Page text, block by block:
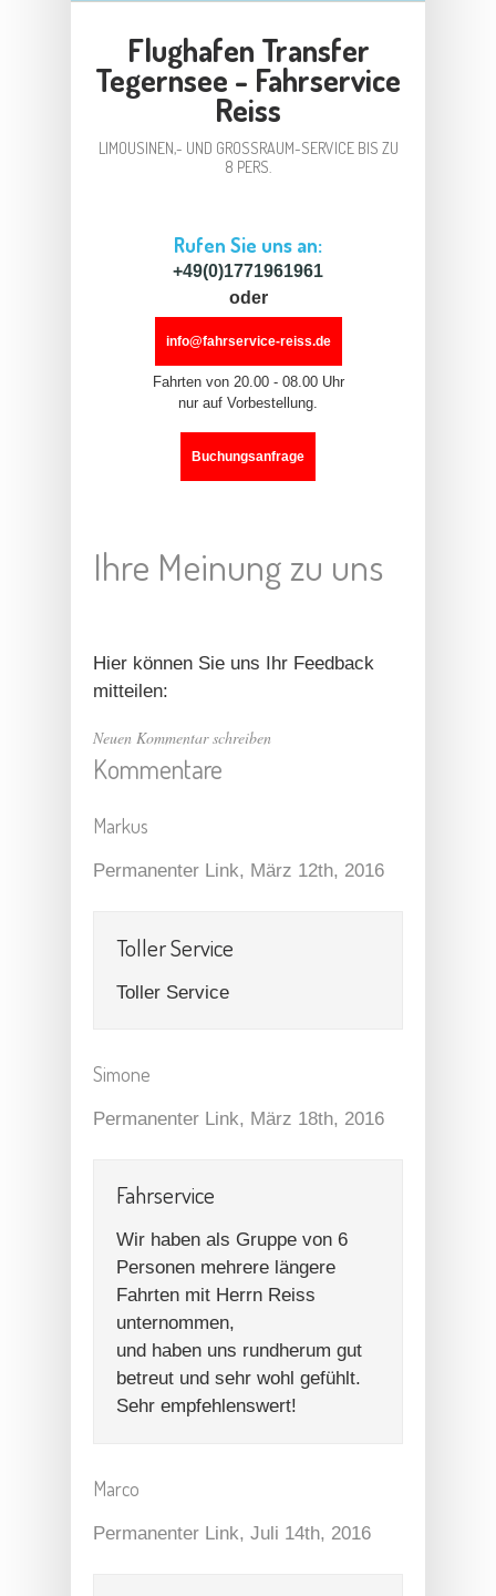
Flughafen Transfer
Tegernsee - Fahrservice
Reiss
LIMOUSINEN,- UND GROSSRAUM-SERVICE BIS ZU 8
PERS.
Rufen Sie uns an:
+49(0)1771961961
oder
info@fahrservice-reiss.de
Fahrten von 20.00 - 08.00 Uhr
nur auf Vorbestellung.
Buchungsanfrage
Ihre Meinung zu uns
Hier können Sie uns Ihr Feedback
mitteilen:
Neuen Kommentar schreiben
Kommentare
Markus
Permanenter Link, März 12th, 2016
Toller Service
Toller Service
Simone
Permanenter Link, März 18th, 2016
Fahrservice
Wir haben als Gruppe von 6
Personen mehrere längere
Fahrten mit Herrn Reiss
unternommen,
und haben uns rundherum gut
betreut und sehr wohl gefühlt.
Sehr empfehlenswert!
Marco
Permanenter Link, Juli 14th, 2016